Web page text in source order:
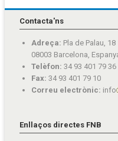
Contacta'ns
Adreça: Pla de Palau, 18
08003 Barcelona,
Telèfon: 34 93 401 79 36
Fax: 34 93 401 79 10
Correu electrònic: info
Enllaços directes FNB